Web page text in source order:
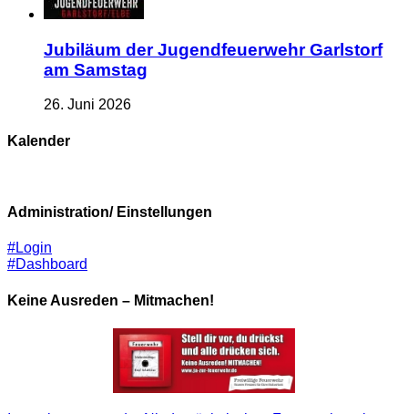
Jubiläum der Jugendfeuerwehr Garlstorf
am Samstag
26. Juni 2026
Kalender
Administration/ Einstellungen
#Login
#Dashboard
Keine Ausreden – Mitmachen!